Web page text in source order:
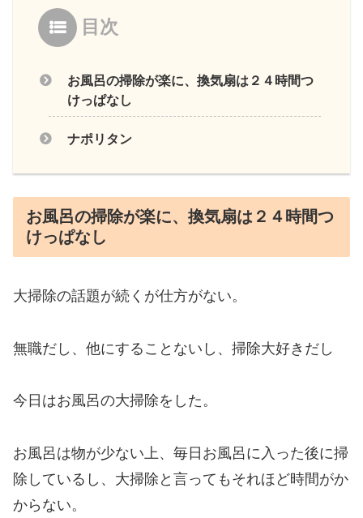
目次
お風呂の掃除が楽に、換気扇は２４時間つ
けっぱなし
ナポリタン
お風呂の掃除が楽に、換気扇は２４時間つ
けっぱなし
大掃除の話題が続くが仕方がない。
無職だし、他にすることないし、掃除大好きだし
今日はお風呂の大掃除をした。
お風呂は物が少ない上、 毎日 お風呂に入った後に掃
除しているし、大掃除と言ってもそれほど時間がか
からない。